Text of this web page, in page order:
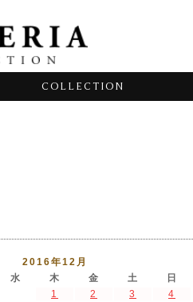
COLLECTION
2016年12月
水 木 金 土 日
1 2 3
4